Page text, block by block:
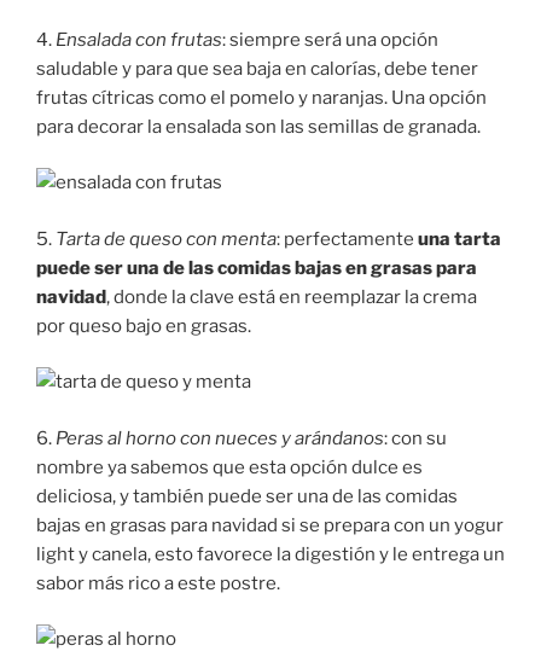
4. Ensalada con frutas: siempre será una opción
saludable y para que sea baja en calorías, debe tener
frutas cítricas como el pomelo y naranjas. Una opción
para decorar la ensalada son las semillas de granada.
5. Tarta de queso con menta: perfectamente una tarta
puede ser una de las comidas bajas en grasas para
navidad, donde la clave está en reemplazar la crema
por queso bajo en grasas.
6. Peras al horno con nueces y arándanos: con su
nombre ya sabemos que esta opción dulce es
deliciosa, y también puede ser una de las comidas
bajas en grasas para navidad si se prepara con un yogur
light y canela, esto favorece la digestión y le entrega un
sabor más rico a este postre.